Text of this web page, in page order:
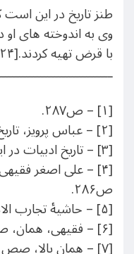
طنز تاریخ در این
وی به اندوخته های او
با قرض تهیه کردند.[۲۴]
[۱] – ص۲۸۷.
[۲] – عباس پرویز، تاریخ دیالمه و غزنویان، ص۹۶.
[۳] – تاریخ ادبیات در ایران، ج۱، ص۲۶۲.
[۴] – علی اصغر
ص۲۸۶.
[۵] – حاشیۀ تجارب الامم، صص ۱۰ و ۱
[۶] – فقیهی، همان، صص ۱۸۵و۲۸۶.